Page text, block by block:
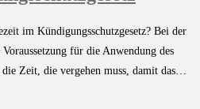
im Kündigungsschutzgesetz? Bei der
für die Anwendung des
die Zeit, die vergehen muss, damit das…